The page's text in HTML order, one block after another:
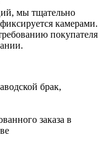
мы тщательно
камерами.
покупателя
брак,
заказа в